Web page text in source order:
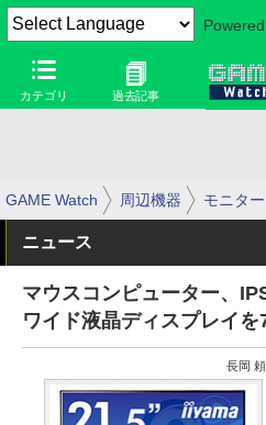
カテゴリ 過去記事
GAME Watch 周辺機器 モニタ
ニュース
マウスコンピューター、
ワイド液晶ディスプレイ
長岡